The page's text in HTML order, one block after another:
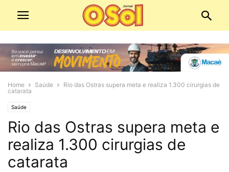
Home Saúde
Rio das Ostras supera meta e realiza 1.300 cirurgias de
catarata
Saúde
Rio das Ostras supera meta e
realiza 1.300 cirurgias de
catarata